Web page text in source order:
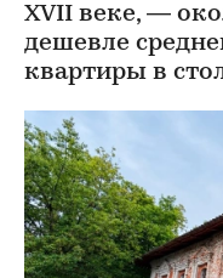
XVII веке, —
дешевле
квартиры в